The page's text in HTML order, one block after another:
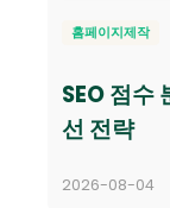
홈페이지제작
SEO 점수
선 전략
2026-08-04